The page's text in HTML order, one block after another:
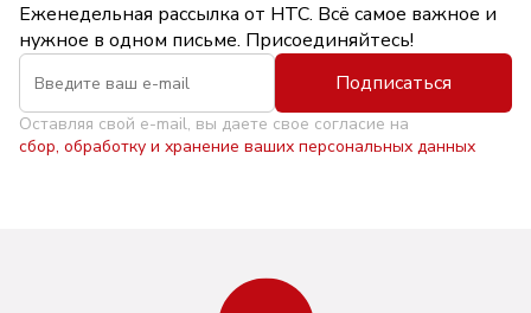
Еженедельная рассылка от НТС. Всё самое важное и
нужное в одном письме. Присоединяйтесь!
Подписаться
Оставляя свой e-mail, вы даете свое согласие на
сбор, обработку и хранение ваших персональных данных